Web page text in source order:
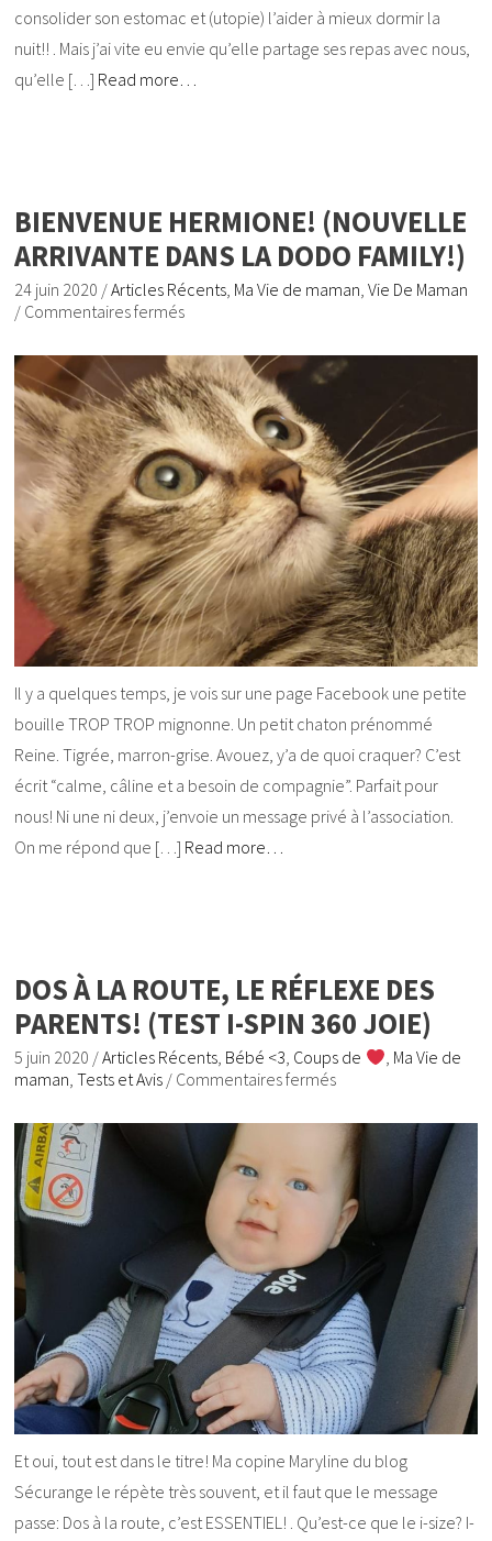
consolider son estomac et (utopie) l’aider à mieux dormir la
nuit!! . Mais j’ai vite eu envie qu’elle partage ses repas avec nous,
qu’elle […] Read more…
BIENVENUE HERMIONE! (NOUVELLE
ARRIVANTE DANS LA DODO FAMILY!)
24 juin 2020 /Articles Récents, Ma Vie de maman,Vie De Maman
/ Commentaires fermés
Il y a quelques temps, je vois sur une page Facebook une petite
bouille TROP TROP mignonne. Un petit chaton prénommé
Reine. Tigrée, marron-grise. Avouez, y’a de quoi craquer? C’est
écrit “calme, câline et a besoin de compagnie”. Parfait pour
nous! Ni une ni deux, j’envoie un message privé à l’association.
On me répond que […] Read more…
DOS À LA ROUTE, LE RÉFLEXE DES
PARENTS! (TEST I-SPIN 360 JOIE)
5 juin 2020 /Articles Récents, Bébé <3, Coups de , Ma Vie de
maman,Tests et Avis / Commentaires fermés
Et oui, tout est dans le titre! Ma copine Maryline du blog
Sécurange le répète très souvent, et il faut que le message
passe: Dos à la route, c’est ESSENTIEL! . Qu’est-ce que le i-size? I-